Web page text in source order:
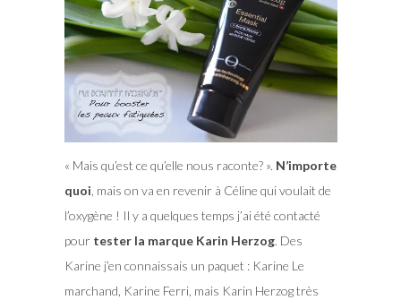
« Mais qu’est ce qu’elle nous raconte? ». N’importe
quoi , mais on va en revenir à Céline qui voulait de
l’oxygène ! Il y a quelques temps j’ai été contacté
pour tester la marque Karin Herzog. Des
Karine j’en connaissais un paquet : Karine Le
marchand, Karine Ferri, mais Karin Herzog très